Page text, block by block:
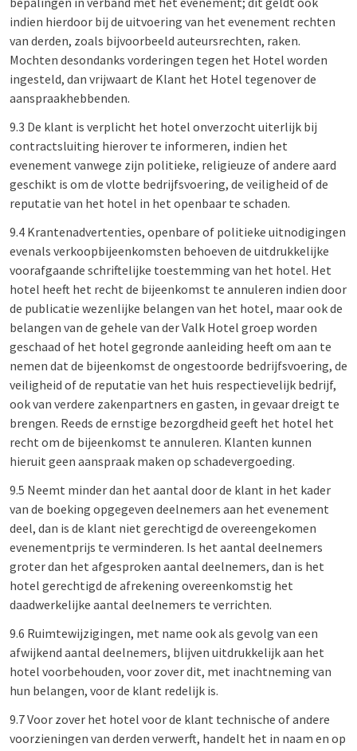
indien hierdoor bij de uitvoering van het evenement rechten
van derden, zoals bijvoorbeeld auteursrechten, raken.
Mochten desondanks vorderingen tegen het Hotel worden
ingesteld, dan vrijwaart de Klant het Hotel tegenover de
aanspraakhebbenden.
9.3 De klant is verplicht het hotel onverzocht uiterlijk bij
contractsluiting hierover te informeren, indien het
evenement vanwege zijn politieke, religieuze of andere aard
geschikt is om de vlotte bedrijfsvoering, de veiligheid of de
reputatie van het hotel in het openbaar te schaden.
9.4 Krantenadvertenties, openbare of politieke uitnodigingen
evenals verkoopbijeenkomsten behoeven de uitdrukkelijke
voorafgaande schriftelijke toestemming van het hotel. Het
hotel heeft het recht de bijeenkomst te annuleren indien door
de publicatie wezenlijke belangen van het hotel, maar ook de
belangen van de gehele van der Valk Hotel groep worden
geschaad of het hotel gegronde aanleiding heeft om aan te
nemen dat de bijeenkomst de ongestoorde bedrijfsvoering, de
veiligheid of de reputatie van het huis respectievelijk bedrijf,
ook van verdere zakenpartners en gasten, in gevaar dreigt te
brengen. Reeds de ernstige bezorgdheid geeft het hotel het
recht om de bijeenkomst te annuleren. Klanten kunnen
hieruit geen aanspraak maken op schadevergoeding.
9.5 Neemt minder dan het aantal door de klant in het kader
van de boeking opgegeven deelnemers aan het evenement
deel, dan is de klant niet gerechtigd de overeengekomen
evenementprijs te verminderen. Is het aantal deelnemers
groter dan het afgesproken aantal deelnemers, dan is het
hotel gerechtigd de afrekening overeenkomstig het
daadwerkelijke aantal deelnemers te verrichten.
9.6 Ruimtewijzigingen, met name ook als gevolg van een
afwijkend aantal deelnemers, blijven uitdrukkelijk aan het
hotel voorbehouden, voor zover dit, met inachtneming van
hun belangen, voor de klant redelijk is.
9.7 Voor zover het hotel voor de klant technische of andere
voorzieningen van derden verwerft, handelt het in naam en op